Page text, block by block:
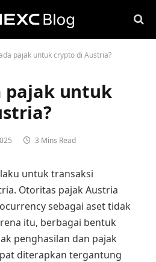
pajak untuk crypto di Austria?
pajak untuk
3 Mins Read
untuk transaksi
Otoritas pajak Austria
sebagai aset tidak
itu, berbagai bentuk
penghasilan dan pajak
diterapkan tergantung